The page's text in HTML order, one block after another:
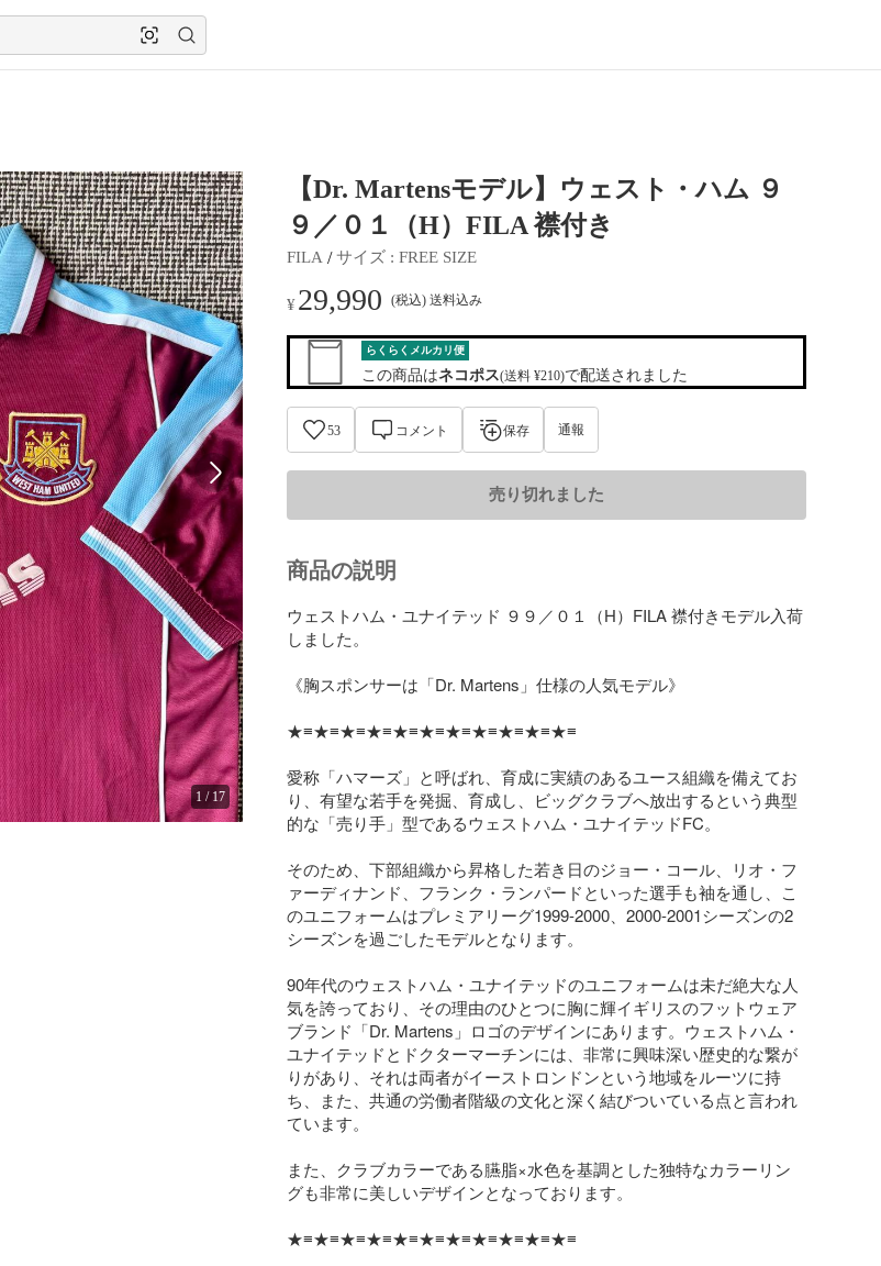
1 / 17
【Dr. Martensモデル】ウェスト・ハム ９
９／０１（H）FILA 襟付き
FILA / サイズ : FREE SIZE
¥ 29,990 (税込) 送料込み
らくらくメルカリ便
この商品はネコポス(送料 ¥210)で配送されました
53 コメント 保存 通報
売り切れました
商品の説明
ウェストハム・ユナイテッド ９９／０１（H）FILA 襟付きモデル入荷
しました。
《胸スポンサーは「Dr. Martens」仕様の人気モデル》
★≡★≡★≡★≡★≡★≡★≡★≡★≡★≡★≡
愛称「ハマーズ」と呼ばれ、育成に実績のあるユース組織を備えてお
り、有望な若手を発掘、育成し、ビッグクラブへ放出するという典型
的な「売り手」型であるウェストハム・ユナイテッドFC。
そのため、下部組織から昇格した若き日のジョー・コール、リオ・フ
ァーディナンド、フランク・ランパードといった選手も袖を通し、こ
のユニフォームはプレミアリーグ1999-2000、2000-2001シーズンの2
シーズンを過ごしたモデルとなります。
90年代のウェストハム・ユナイテッドのユニフォームは未だ絶大な人
気を誇っており、その理由のひとつに胸に輝イギリスのフットウェア
ブランド「Dr. Martens」ロゴのデザインにあります。ウェストハム・
ユナイテッドとドクターマーチンには、非常に興味深い歴史的な繋が
りがあり、それは両者がイーストロンドンという地域をルーツに持
ち、また、共通の労働者階級の文化と深く結びついている点と言われ
ています。
また、クラブカラーである臙脂×水色を基調とした独特なカラーリン
グも非常に美しいデザインとなっております。
★≡★≡★≡★≡★≡★≡★≡★≡★≡★≡★≡